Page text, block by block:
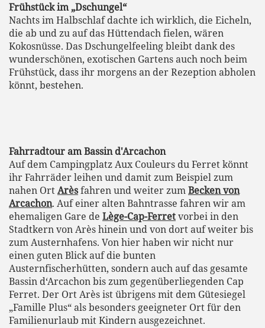
Frühstück im „Dschungel“
Nachts im Halbschlaf dachte ich wirklich, die Eicheln,
die ab und zu auf das Hüttendach fielen, wären
Kokosnüsse. Das Dschungelfeeling bleibt dank des
wunderschönen, exotischen Gartens auch noch beim
Frühstück, dass ihr morgens an der Rezeption abholen
könnt, bestehen.
Fahrradtour am Bassin d'Arcachon
Auf dem Campingplatz Aux Couleurs du Ferret könnt
ihr Fahrräder leihen und damit zum Beispiel zum
nahen OrtArèsfahren und weiter zumBecken von
Arcachon. Auf einer alten Bahntrasse fahren wir am
ehemaligen Gare de Lège-Cap-Ferretvorbei in den
Stadtkern von Arès hinein und von dort auf weiter bis
zum Austernhafens. Von hier haben wir nicht nur
einen guten Blick auf die bunten
Austernfischerhütten, sondern auch auf das gesamte
Bassin d‘Arcachon bis zum gegenüberliegenden Cap
Ferret. Der Ort Arès ist übrigens mit dem Gütesiegel
„Famille Plus“ als besonders geeigneter Ort für den
Familienurlaub mit Kindern ausgezeichnet.